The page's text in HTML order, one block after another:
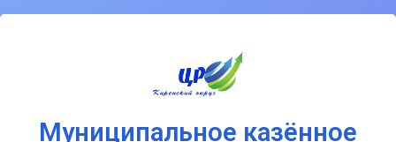
Муниципальное казённое